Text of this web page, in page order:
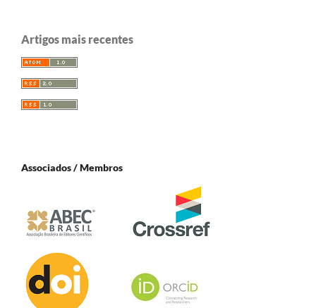
Artigos mais recentes
Associados / Membros